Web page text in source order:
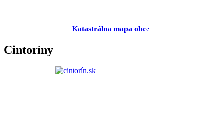
Katastrálna mapa obce
Cintoríny